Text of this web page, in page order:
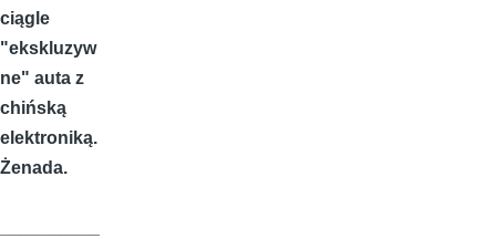
ciągle
"ekskluzyw
ne" auta z
chińską
elektroniką.
Żenada.